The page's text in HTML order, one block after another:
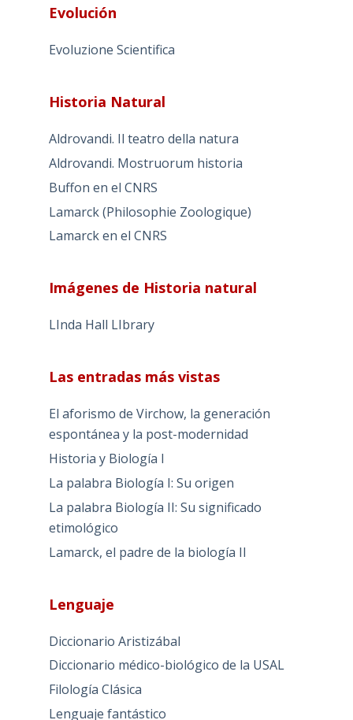
Evolución
Evoluzione Scientifica
Historia Natural
Aldrovandi. Il teatro della natura
Aldrovandi. Mostruorum historia
Buffon en el CNRS
Lamarck (Philosophie Zoologique)
Lamarck en el CNRS
Imágenes de Historia natural
LInda Hall LIbrary
Las entradas más vistas
El aforismo de Virchow, la generación
espontánea y la post-modernidad
Historia y Biología I
La palabra Biología I: Su origen
La palabra Biología II: Su significado
etimológico
Lamarck, el padre de la biología II
Lenguaje
Diccionario Aristizábal
Diccionario médico-biológico de la USAL
Filología Clásica
Lenguaje fantástico